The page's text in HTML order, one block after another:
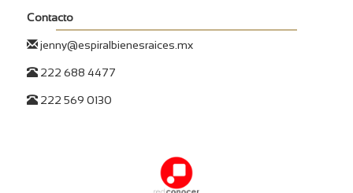
Contacto
jenny@espiralbienesraices.mx
222 688 4477
222 569 0130